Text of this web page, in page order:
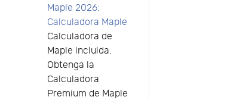
Maple 2026:
Calculadora Maple
Calculadora de
Maple incluida.
Obtenga la
Calculadora
Premium de Maple